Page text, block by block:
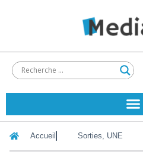
Accueil Sorties, UNE